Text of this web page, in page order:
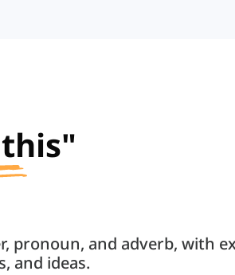
pronoun, and adverb, with
and ideas.